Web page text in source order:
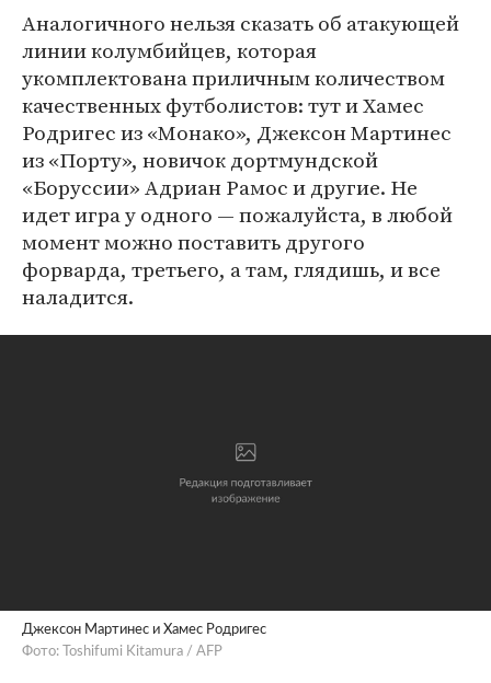
Аналогичного нельзя сказать об атакующей
линии колумбийцев, которая
укомплектована приличным количеством
качественных футболистов: тут и Хамес
Родригес из «Монако», Джексон Мартинес
из «Порту», новичок дортмундской
«Боруссии» Адриан Рамос и другие. Не
идет игра у одного — пожалуйста, в любой
момент можно поставить другого
форварда, третьего, а там, глядишь, и все
наладится.
Джексон Мартинес и Хамес Родригес
Фото: Toshifumi Kitamura / AFP